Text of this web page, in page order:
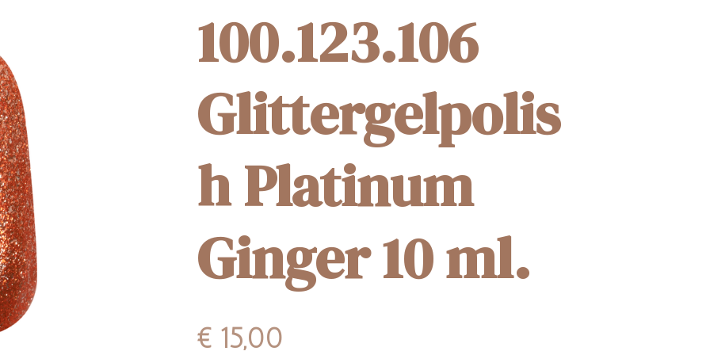
100.123.106
Glittergelpolis
h Platinum
Ginger 10 ml.
€ 15,00